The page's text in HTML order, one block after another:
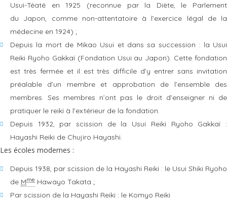
Usui-Téaté en 1925 (reconnue par la Diète, le Parlement
du Japon, comme non-attentatoire à l’exercice légal de la
médecine en 1924) ;
Depuis la mort de Mikao Usui et dans sa succession : la Usui
Reiki Ryoho Gakkaï (Fondation Usui au Japon). Cette fondation
est très fermée et il est très difficile d’y entrer sans invitation
préalable d’un membre et approbation de l’ensemble des
membres. Ses membres n’ont pas le droit d’enseigner ni de
pratiquer le reiki à l’extérieur de la fondation.
Depuis 1932, par scission de la Usui Reiki Ryoho Gakkaï :
Hayashi Reiki de Chujiro Hayashi.
Les écoles modernes :
Depuis 1938, par scission de la Hayashi Reiki : le Usui Shiki Ryoho
de Mme Hawayo Takata ;
Par scission de la Hayashi Reiki : le Komyo Reiki